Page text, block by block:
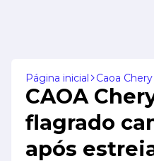
Página inicial Caoa Chery
CAOA
flagrado
após